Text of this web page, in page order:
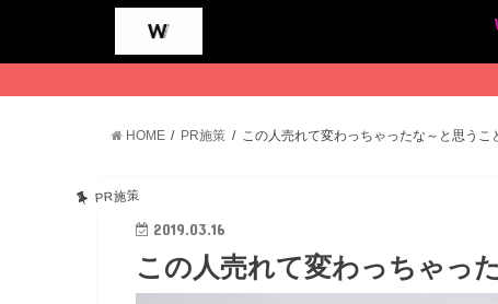
HOME PR施策 この人売れて変わっちゃったな～と思うこ
PR施策
2019.03.16
この人売れて変わっちゃっ